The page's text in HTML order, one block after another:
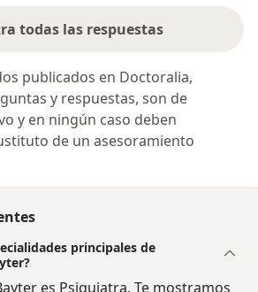
todas las respuestas
publicados en Doctoralia,
y respuestas, son de
y en ningún caso deben
de un asesoramiento
principales de
es Psiquiatra. Te mostramos